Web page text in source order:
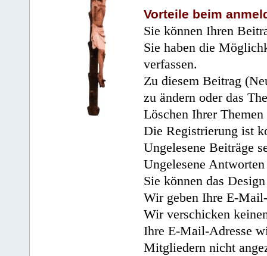
Vorteile beim
Sie können Ihren
Sie haben die
verfassen.
Zu diesem Beitrag
zu ändern oder das
Löschen Ihrer
Die Registrierung ist
Ungelesene Beiträge
Ungelesene
Sie können das
Wir geben Ihre E-
Wir verschicken
Ihre E-Mail-Adresse
Mitgliedern nicht